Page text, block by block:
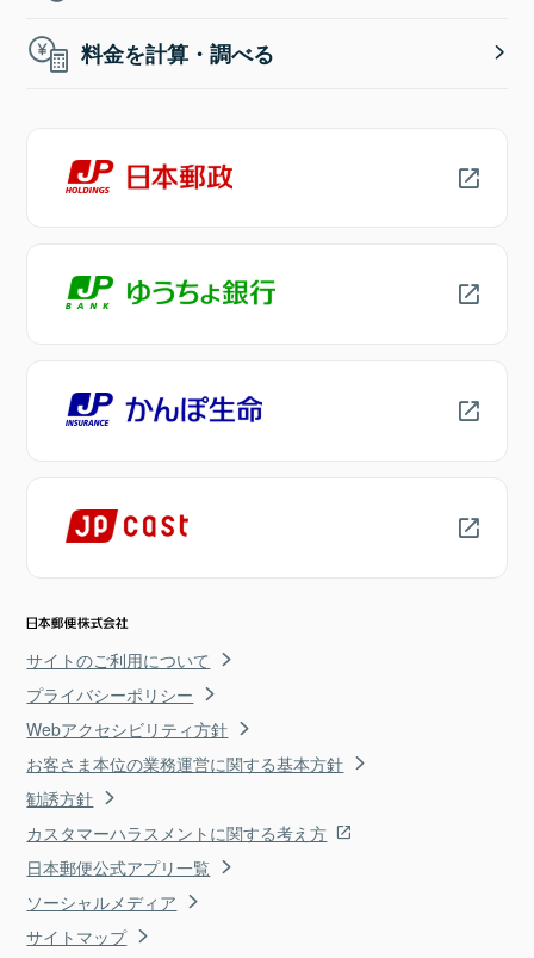
料金を計算・調べる
サイトのご利用について
プライバシーポリシー
Webアクセシビリティ方針
お客さま本位の業務運営に関する基本方針
勧誘方針
カスタマーハラスメントに関する考え方
日本郵便公式アプリ一覧
ソーシャルメディア
サイトマップ